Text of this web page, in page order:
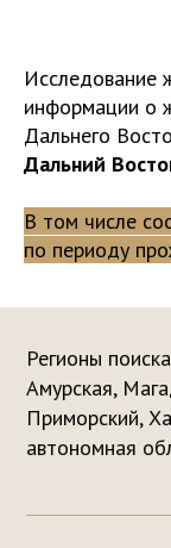
Исследование
информации о
Дальнего
Дальний
В том числе
по периоду
Регионы
Амурская,
Приморский,
автономная
Email: